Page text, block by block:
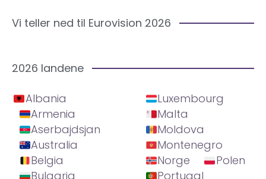
Vi teller ned til Eurovision 2026
2026 landene
Albania
Armenia
Aserbajdsjan
Australia
Belgia
Bulgaria
Luxembourg
Malta
Moldova
Montenegro
Norge
Polen
Portugal